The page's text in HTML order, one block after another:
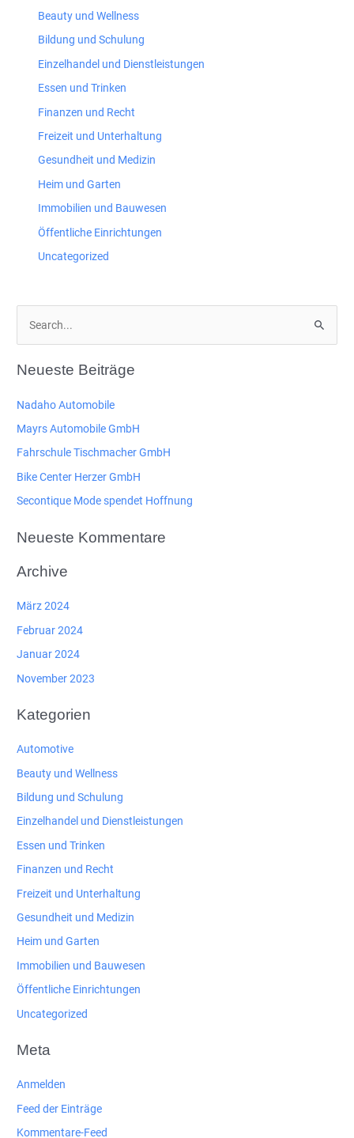
Beauty und Wellness
Bildung und Schulung
Einzelhandel und Dienstleistungen
Essen und Trinken
Finanzen und Recht
Freizeit und Unterhaltung
Gesundheit und Medizin
Heim und Garten
Immobilien und Bauwesen
Öffentliche Einrichtungen
Uncategorized
h
e
h
Neueste Beiträge
Nadaho Automobile
Mayrs Automobile GmbH
Fahrschule Tischmacher GmbH
Bike Center Herzer GmbH
Secontique Mode spendet Hoffnung
Neueste Kommentare
Archive
März 2024
Februar 2024
Januar 2024
November 2023
Kategorien
Automotive
Beauty und Wellness
Bildung und Schulung
Einzelhandel und Dienstleistungen
Essen und Trinken
Finanzen und Recht
Freizeit und Unterhaltung
Gesundheit und Medizin
Heim und Garten
Immobilien und Bauwesen
Öffentliche Einrichtungen
Uncategorized
Meta
Anmelden
Feed der Einträge
Kommentare-Feed